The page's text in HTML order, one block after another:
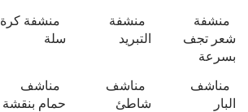
منشفة
شعر تجف
بسرعة
منشفة
التبريد
منشفة كرة
سلة
مناشف
البار
مناشف
شاطئ
مناشف
حمام بنقشة